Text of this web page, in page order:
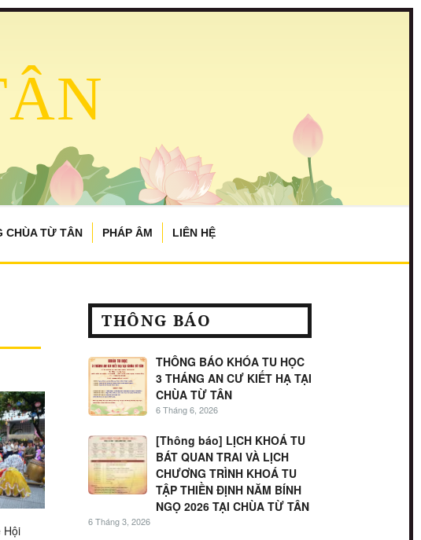
CHÙA TỪ TÂN PHÁP ÂM LIÊN HỆ
Hội
THÔNG BÁO
THÔNG BÁO KHÓA TU HỌC
3 THÁNG AN CƯ KIẾT HẠ TẠI
CHÙA TỪ TÂN
6 Tháng 6, 2026
[Thông báo] LỊCH KHOÁ TU
BÁT QUAN TRAI VÀ LỊCH
CHƯƠNG TRÌNH KHOÁ TU
TẬP THIỀN ĐỊNH NĂM BÍNH
NGỌ 2026 TẠI CHÙA TỪ TÂN
6 Tháng 3, 2026